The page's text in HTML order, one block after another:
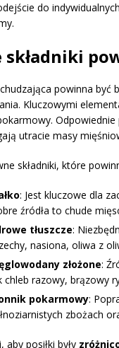
do
składniki
powinna być
Kluczowymi
utracie masy
składniki, które
: Jest kluczowe dla
źródła to chude
tłuszcze:
nasiona, oliwa z
złożone:
chleb razowy, brązowy
pokarmowy:
zbożach
aby posiłki były